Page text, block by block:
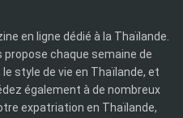
en ligne dédié à la Thaïlande.
chaque semaine de
style de vie en Thaïlande, et
également à de nombreux
expatriation en Thaïlande,